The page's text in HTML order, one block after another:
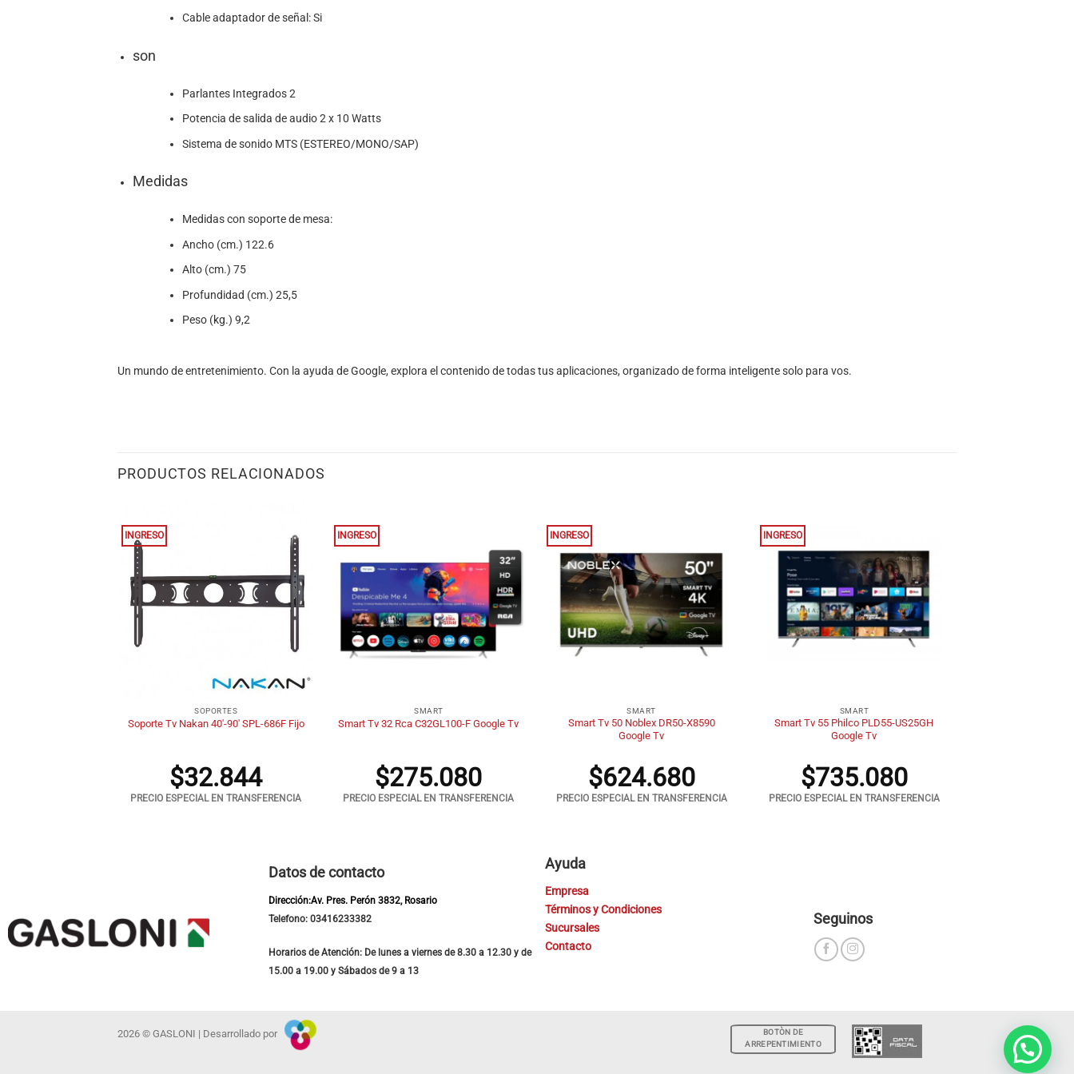
Cable adaptador de señal: Si
son
Parlantes Integrados 2
Potencia de salida de audio 2 x 10 Watts
Sistema de sonido MTS (ESTEREO/MONO/SAP)
Medidas
Medidas con soporte de mesa:
Ancho (cm.) 122.6
Alto (cm.) 75
Profundidad (cm.) 25,5
Peso (kg.) 9,2
Un mundo de entretenimiento. Con la ayuda de Google, explora el contenido de todas tus aplicaciones, organizado de forma inteligente solo para vos.
PRODUCTOS RELACIONADOS
INGRESO
SOPORTES
Soporte Tv Nakan 40′-90′ SPL-686F Fijo
$32.844
PRECIO ESPECIAL EN TRANSFERENCIA
INGRESO
SMART
Smart Tv 32 Rca C32GL100-F Google Tv
$275.080
PRECIO ESPECIAL EN TRANSFERENCIA
INGRESO
SMART
Smart Tv 50 Noblex DR50-X8590
Google Tv
$624.680
PRECIO ESPECIAL EN TRANSFERENCIA
INGRESO
SMART
Smart Tv 55 Philco PLD55-US25GH
Google Tv
$735.080
PRECIO ESPECIAL EN TRANSFERENCIA
Datos de contacto
Dirección:Av. Pres. Perón 3832, Rosario
Telefono: 03416233382
Horarios de Atención: De lunes a viernes de 8.30 a 12.30 y de
15.00 a 19.00 y Sábados de 9 a 13
Ayuda
Empresa
Términos y Condiciones
Sucursales
Contacto
Seguinos
BOTÒN DE
ARREPENTIMIENTO
2026 © GASLONI | Desarrollado por